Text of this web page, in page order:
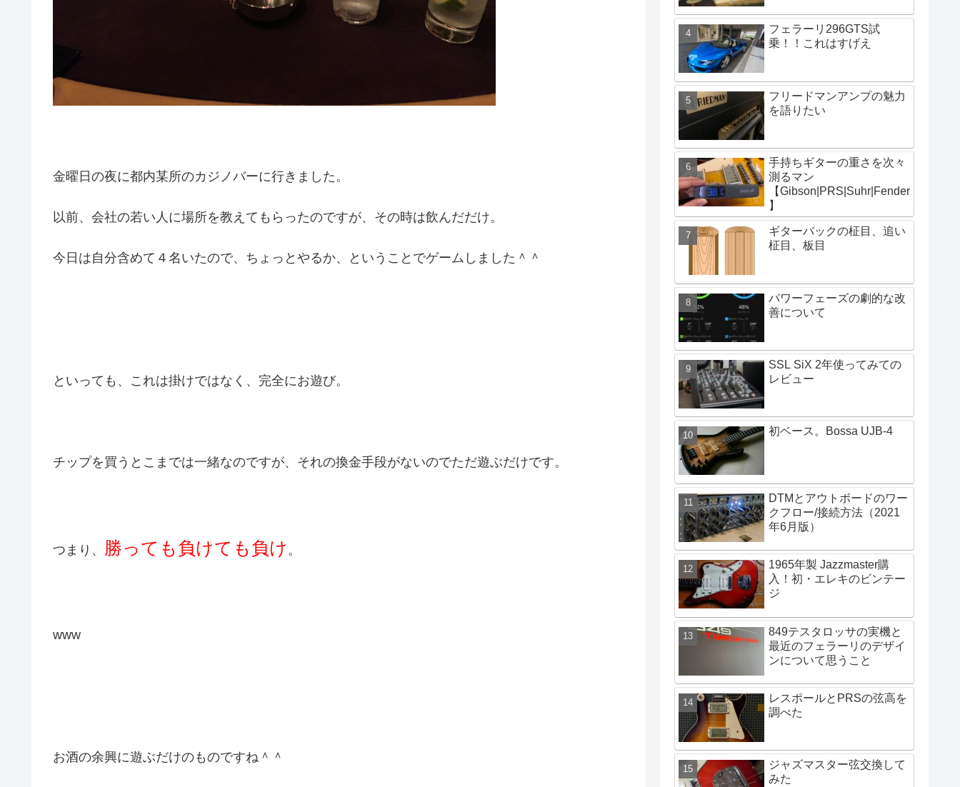
金曜日の夜に都内某所のカジノバーに行きました。
以前、会社の若い人に場所を教えてもらったのですが、その時は飲んだだけ。
今日は自分含めて４名いたので、ちょっとやるか、ということでゲームしました＾＾
といっても、これは掛けではなく、完全にお遊び。
チップを買うとこまでは一緒なのですが、それの換金手段がないのでただ遊ぶだけです。
つまり、 勝っても負けても負け 。
www
お酒の余興に遊ぶだけのものですね＾＾
フェラーリ296GTS試
乗！！これはすげえ
フリードマンアンプの魅力
を語りたい
手持ちギターの重さを次々
測るマン
【Gibson|PRS|Suhr|Fender
】
ギターバックの柾目、追い
柾目、板目
パワーフェーズの劇的な改
善について
SSL SiX 2年使ってみての
レビュー
初ベース。Bossa UJB-4
DTMとアウトボードのワー
クフロー/接続方法（2021
年6月版）
1965年製 Jazzmaster購
入！初・エレキのビンテー
ジ
849テスタロッサの実機と
最近のフェラーリのデザイ
ンについて思うこと
レスポールとPRSの弦高を
調べた
ジャズマスター弦交換して
みた